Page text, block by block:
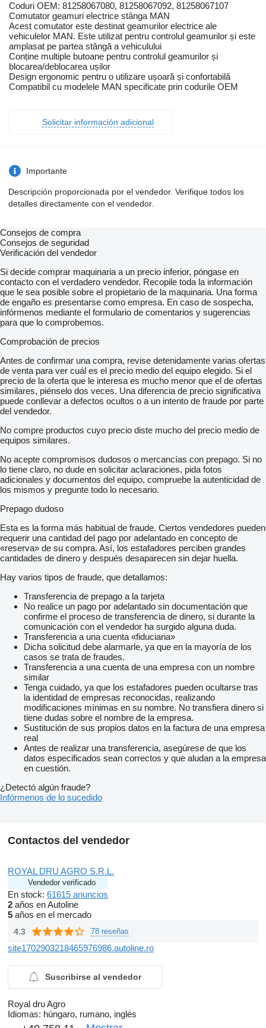
Coduri OEM: 81258067080, 81258067092, 81258067107
Comutator geamuri electrice stânga MAN
Acest comutator este destinat geamurilor electrice ale
vehiculelor MAN. Este utilizat pentru controlul geamurilor și este
amplasat pe partea stângă a vehiculului
Conține multiple butoane pentru controlul geamurilor și
blocarea/deblocarea ușilor
Design ergonomic pentru o utilizare ușoară și confortabilă
Compatibil cu modelele MAN specificate prin codurile OEM
Solicitar información adicional
Importante
Descripción proporcionada por el vendedor. Verifique todos los
detalles directamente con el vendedor.
Consejos de compra
Consejos de seguridad
Verificación del vendedor
Si decide comprar maquinaria a un precio inferior, póngase en
contacto con el verdadero vendedor. Recopile toda la información
que le sea posible sobre el propietario de la maquinaria. Una forma
de engaño es presentarse como empresa. En caso de sospecha,
infórmenos mediante el formulario de comentarios y sugerencias
para que lo comprobemos.
Comprobación de precios
Antes de confirmar una compra, revise detenidamente varias ofertas
de venta para ver cuál es el precio medio del equipo elegido. Si el
precio de la oferta que le interesa es mucho menor que el de ofertas
similares, piénselo dos veces. Una diferencia de precio significativa
puede conllevar a defectos ocultos o a un intento de fraude por parte
del vendedor.
No compre productos cuyo precio diste mucho del precio medio de
equipos similares.
No acepte compromisos dudosos o mercancías con prepago. Si no
lo tiene claro, no dude en solicitar aclaraciones, pida fotos
adicionales y documentos del equipo, compruebe la autenticidad de
los mismos y pregunte todo lo necesario.
Prepago dudoso
Esta es la forma más habitual de fraude. Ciertos vendedores pueden
requerir una cantidad del pago por adelantado en concepto de
«reserva» de su compra. Así, los estafadores perciben grandes
cantidades de dinero y después desaparecen sin dejar huella.
Hay varios tipos de fraude, que detallamos:
Transferencia de prepago a la tarjeta
No realice un pago por adelantado sin documentación que
confirme el proceso de transferencia de dinero, si durante la
comunicación con el vendedor ha surgido alguna duda.
Transferencia a una cuenta «fiduciaria»
Dicha solicitud debe alarmarle, ya que en la mayoría de los
casos se trata de fraudes.
Transferencia a una cuenta de una empresa con un nombre
similar
Tenga cuidado, ya que los estafadores pueden ocultarse tras
la identidad de empresas reconocidas, realizando
modificaciones mínimas en su nombre. No transfiera dinero si
tiene dudas sobre el nombre de la empresa.
Sustitución de sus propios datos en la factura de una empresa
real
Antes de realizar una transferencia, asegúrese de que los
datos especificados sean correctos y que aludan a la empresa
en cuestión.
¿Detectó algún fraude?
Infórmenos de lo sucedido
Contactos del vendedor
ROYAL DRU AGRO S.R.L.
Vendedor verificado
En stock: 61615 anuncios
2 años en Autoline
5 años en el mercado
4.3 78 reseñas
site1702903218465976986.autoline.ro
Suscribirse al vendedor
Royal dru Agro
Idiomas: húngaro, rumano, inglés